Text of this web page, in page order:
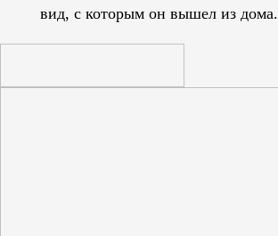
вид, с которым он вышел из дома.